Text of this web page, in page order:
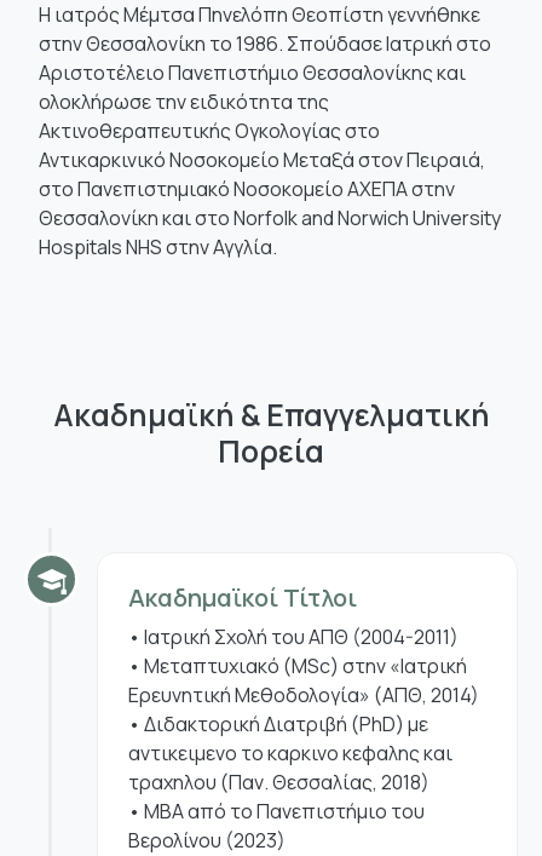
Η ιατρός Μέμτσα Πηνελόπη Θεοπίστη γεννήθηκε
στην Θεσσαλονίκη το 1986. Σπούδασε Ιατρική στο
Αριστοτέλειο Πανεπιστήμιο Θεσσαλονίκης και
ολοκλήρωσε την ειδικότητα της
Ακτινοθεραπευτικής Ογκολογίας στο
Αντικαρκινικό Νοσοκομείο Μεταξά στον Πειραιά,
στο Πανεπιστημιακό Νοσοκομείο ΑΧΕΠΑ στην
Θεσσαλονίκη και στο Norfolk and Norwich University
Hospitals NHS στην Αγγλία.
Ακαδημαϊκή & Επαγγελματική
Πορεία
Ακαδημαϊκοί Τίτλοι
• Ιατρική Σχολή του ΑΠΘ (2004-2011)
• Μεταπτυχιακό (MSc) στην «Ιατρική
Ερευνητική Μεθοδολογία» (ΑΠΘ, 2014)
• Διδακτορική Διατριβή (PhD) με
αντικειμενο το καρκινο κεφαλης και
τραχηλου (Παν. Θεσσαλίας, 2018)
• MBA από το Πανεπιστήμιο του
Βερολίνου (2023)